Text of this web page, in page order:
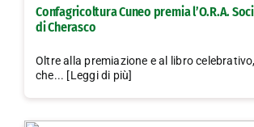
Lavora con noi
Confagricoltura Cuneo premia l’O.R.A.
di Cherasco
Oltre alla premiazione e al libro
che... [Leggi di più]